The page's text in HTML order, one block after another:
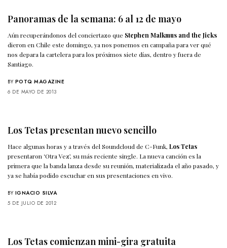
Panoramas de la semana: 6 al 12 de mayo
Aún recuperándonos del conciertazo que Stephen Malkmus and the Jicks
dieron en Chile este domingo, ya nos ponemos en campaña para ver qué
nos depara la cartelera para los próximos siete días, dentro y fuera de
Santiago.
BY POTQ MAGAZINE
6 DE MAYO DE 2013
Los Tetas presentan nuevo sencillo
Hace algunas horas y a través del Soundcloud de C-Funk,Los Tetas
presentaron ‘Otra Vez’, su más reciente single. La nueva canción es la
primera que la banda lanza desde su reunión, materializada el año pasado, y
ya se había podido escuchar en sus presentaciones en vivo.
BY IGNACIO SILVA
5 DE JULIO DE 2012
Los Tetas comienzan mini-gira gratuita